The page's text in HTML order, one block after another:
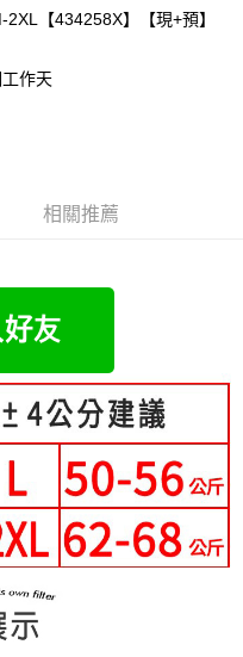
後會自動跳轉到大哥付的交易
遇審核未通過，訂單將自動取
達大哥付你分期系統評分，恕無
期」於每月結算日後寄送繳費提
碼／台灣大直營門市／銀行轉
費。
（以下簡稱本公司）所提供，讓
，並由商店將買賣／分期付款
帳單繳交帳款。
關係目的，商店將以您的個人
大哥大進項蒐集、處理及利用，
確認、核對及更正。
oppay.tw/userRule
儲值。
結帳。
，將跳轉至「AFTEE先享後付」
可完成結帳。
訊中的連結，可透過四大超商／
視為交易完成。
但若您需要取消訂單，請聯絡
仍視為有效，需透過AFTEE先享
結帳頁面顯示為準，若有關於
疑問，請聯繫「AFTEE先享後付
support/home
務，可於會員專區綁定中華電信
折抵消費金額 (1點等於1元)。
【434258X】【現+預】
作天
相關推薦